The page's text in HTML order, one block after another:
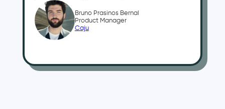
Bruno Prasinos Bernal
Product Manager
Caju